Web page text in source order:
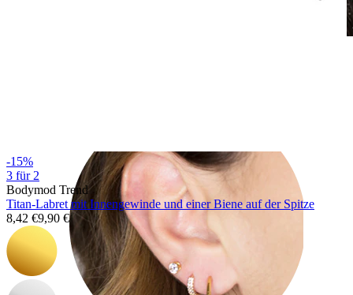
-15%
3 für 2
Bodymod Trend
Titan-Labret mit Innengewinde und einer Biene auf der Spitze
8,42 €9,90 €